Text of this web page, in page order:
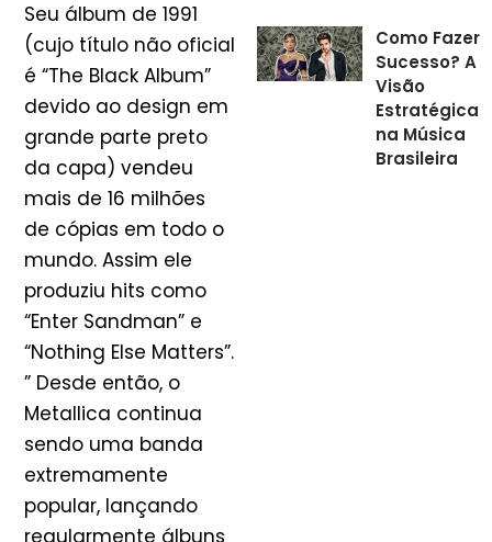
Seu álbum de 1991
(cujo título não oficial
é “The Black Album”
devido ao design em
grande parte preto
da capa) vendeu
mais de 16 milhões
de cópias em todo o
mundo. Assim ele
produziu hits como
“Enter Sandman” e
“Nothing Else Matters”.
” Desde então, o
Metallica continua
sendo uma banda
extremamente
popular, lançando
regularmente álbuns
Como Fazer
Sucesso? A
Visão
Estratégica
na Música
Brasileira